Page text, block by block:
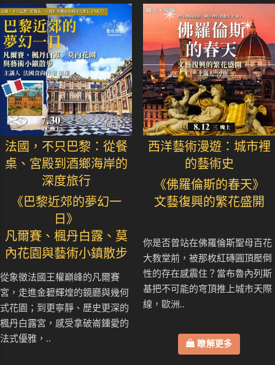
法國，不只巴黎：從餐
桌、宮殿到酒鄉海岸的
深度旅行
《巴黎近郊的夢幻一
日》
凡爾賽、楓丹白露、莫
內花園與藝術小鎮散步
從象徵法國王權巔峰的凡爾賽
宮，走進金碧輝煌的鏡廳與幾何
式花園；到更寧靜、歷史更深的
楓丹白露宮，感受拿破崙鍾愛的
法式優雅，..
西洋藝術漫遊：城市裡
的藝術史
《佛羅倫斯的春天》
文藝復興的繁花盛開
你是否曾站在佛羅倫斯聖母百花
大教堂前，被那枚紅磚圓頂壓倒
性的存在感震住？當布魯內列斯
基把不可能的穹頂推上城市天際
線，歐洲..
瞭解更多